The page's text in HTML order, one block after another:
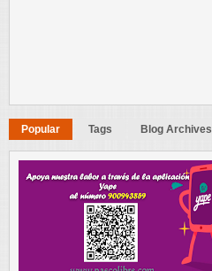
Popular Tags Blog Archives